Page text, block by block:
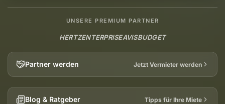
UNSERE PREMIUM PARTNER
HERTZENTERPRISEAVISBUDGET
Partner werden Jetzt Vermieter werden
Blog & Ratgeber Tipps für Ihre Miete